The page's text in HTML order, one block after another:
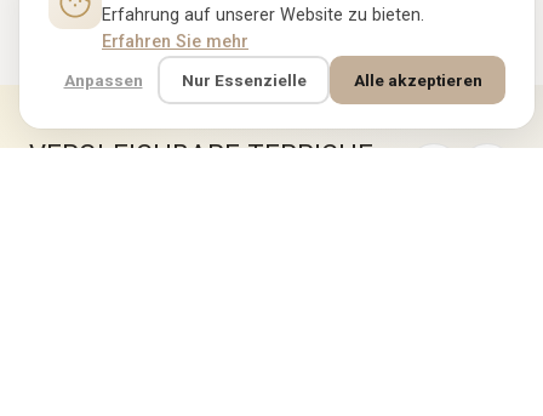
VERGLEICHBARE TEPPICHE
Erfahrung auf unserer Website zu bieten.
Erfahren Sie mehr
Anpassen Nur Essenzielle Alle akzeptieren